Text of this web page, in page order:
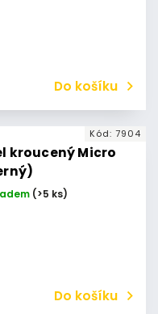
Do košíku
kroucený Micro
(>5 ks)
Do košíku
Kód: 7904